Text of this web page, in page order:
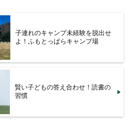
子連れのキャンプ未経験を脱出せ
よ！ふもとっぱらキャンプ場
賢い子どもの答え合わせ！読書の
習慣